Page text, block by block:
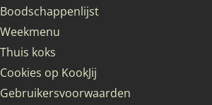
Boodschappenlijst
Weekmenu
Thuis koks
Cookies op KookJij
Gebruikersvoorwaarden